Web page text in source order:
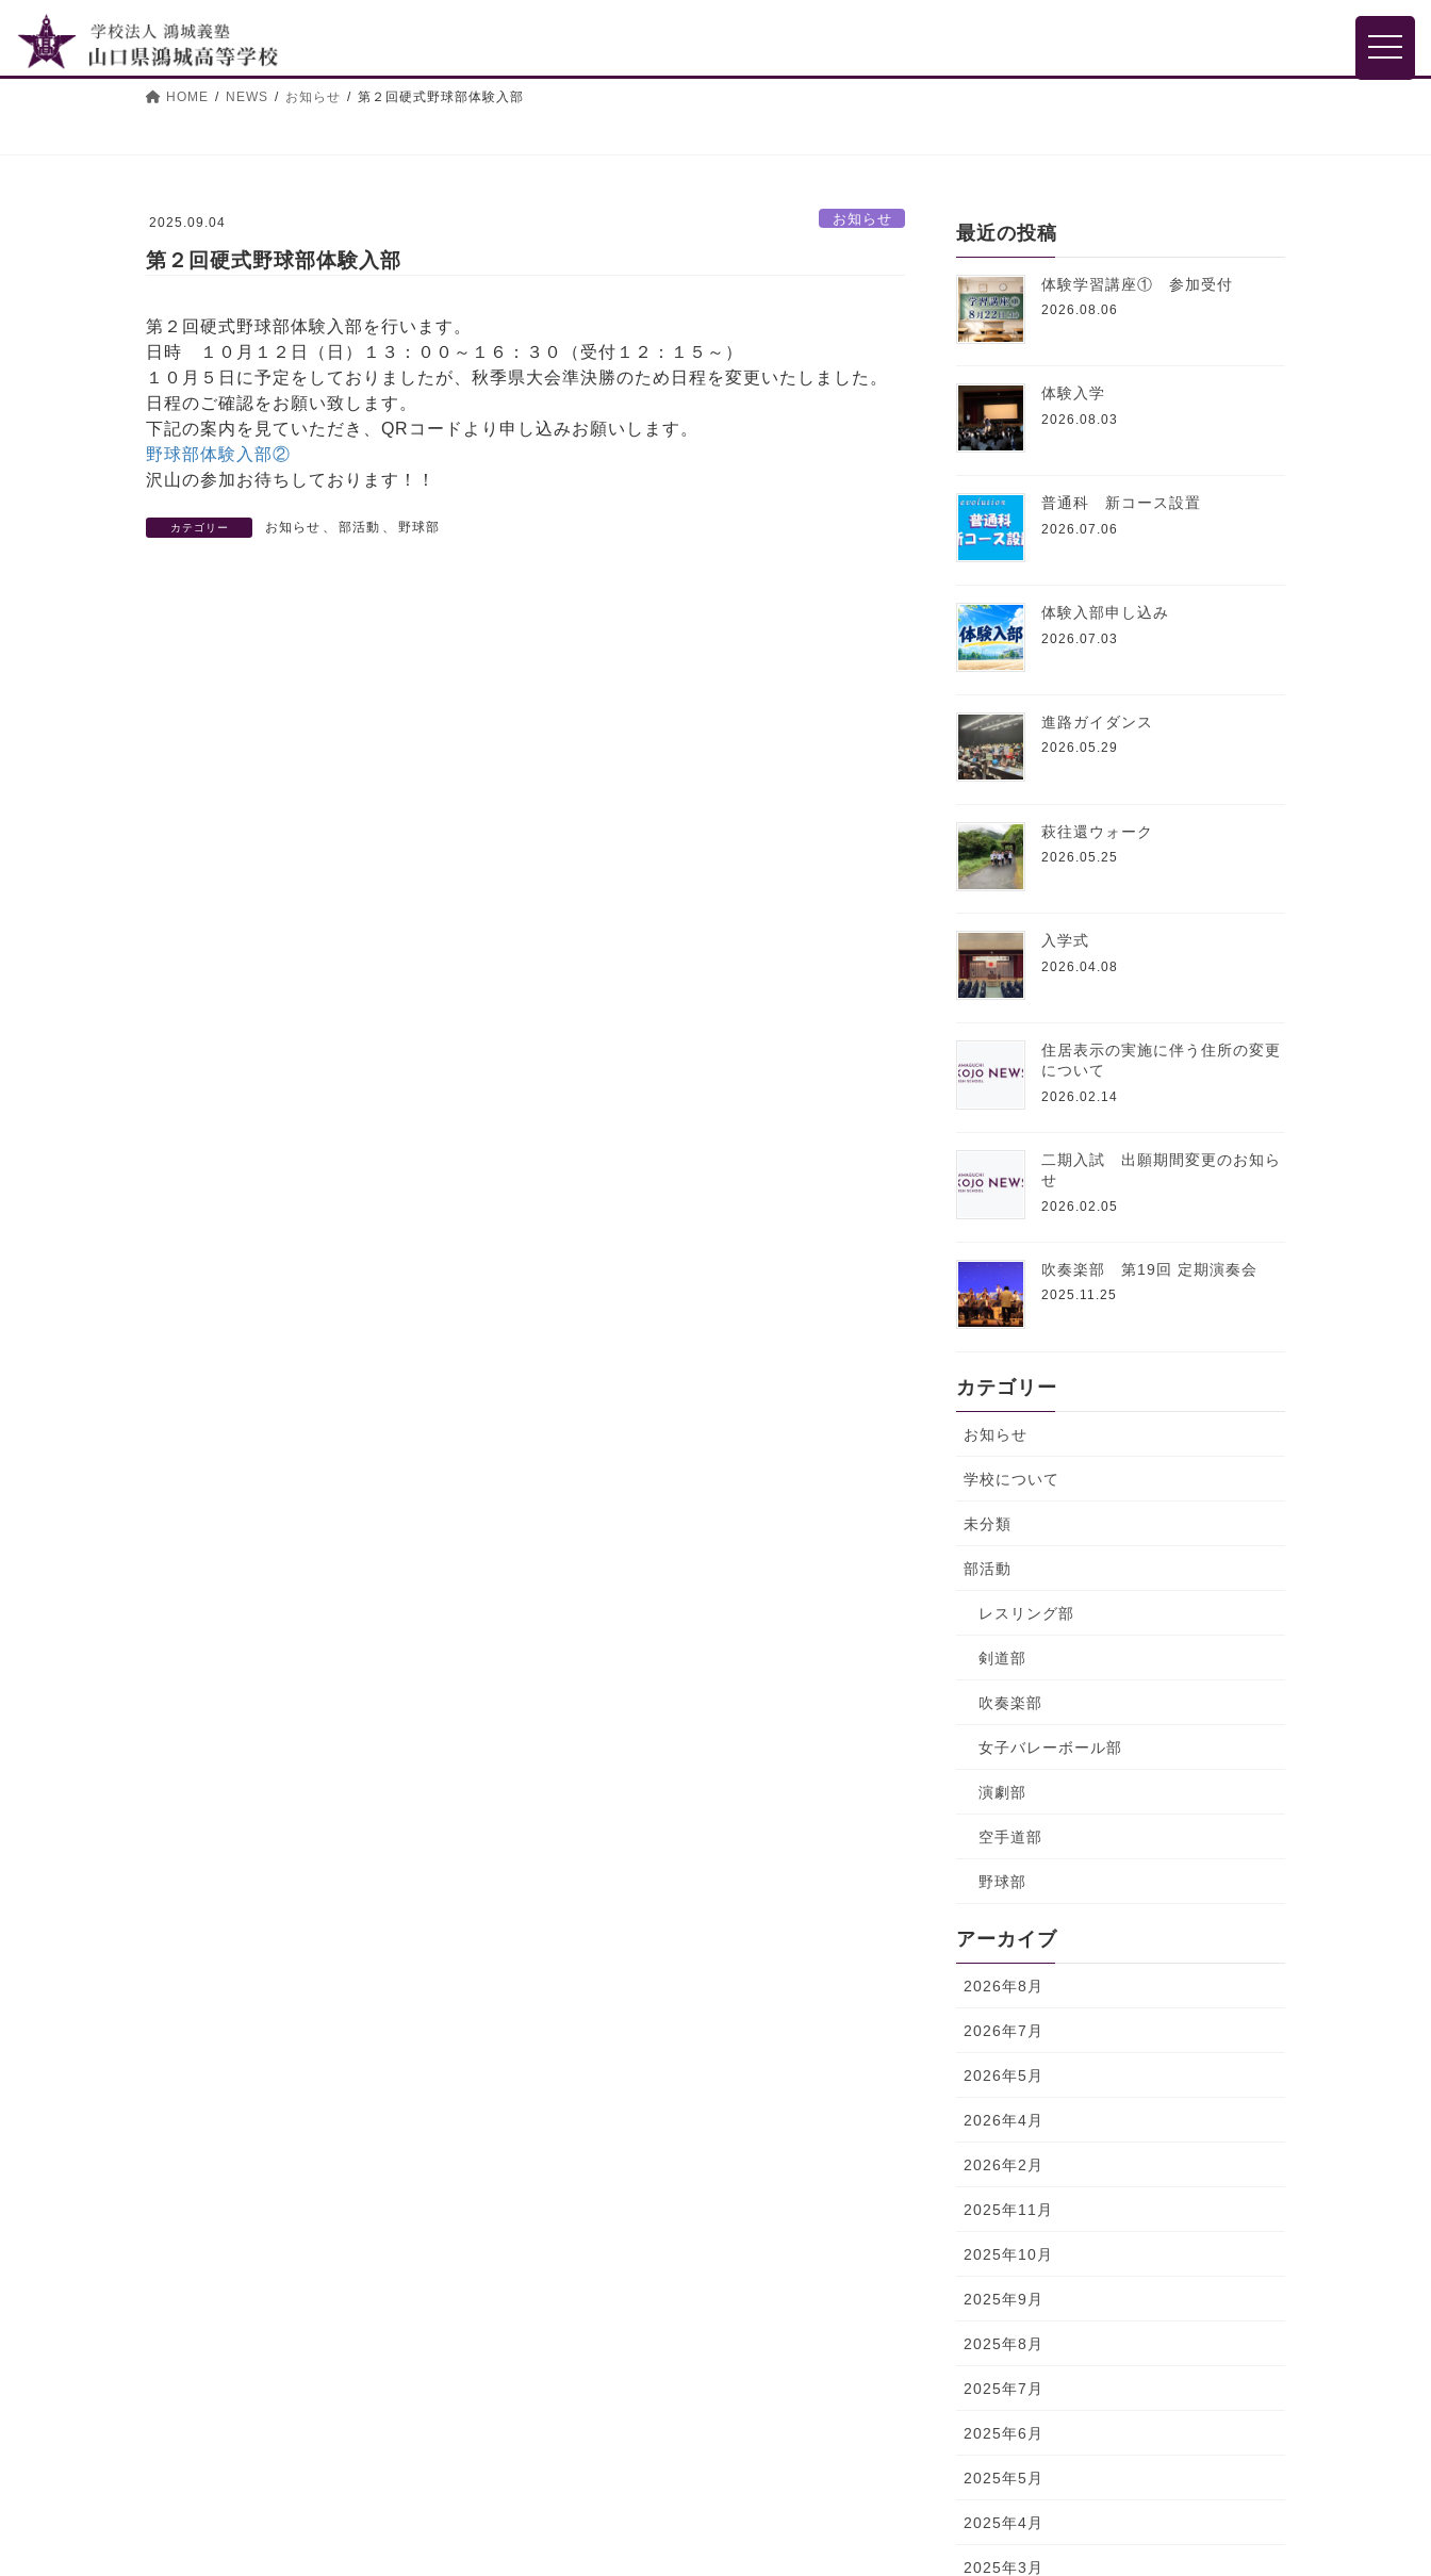
HOME NEWS お知らせ 第２回硬式野球部体験入部
2025.09.04 お知らせ
第２回硬式野球部体験入部
第２回硬式野球部体験入部を行います。
日時 １０月１２日（日）１３：００～１６：３０（受付１２：１５～）
１０月５日に予定をしておりましたが、秋季県大会準決勝のため日程を変更いたしました。
日程のご確認をお願い致します。
下記の案内を見ていただき、QRコードより申し込みお願いします。
野球部体験入部②
沢山の参加お待ちしております！！
カテゴリー お知らせ 部活動 野球部
最近の投稿
体験学習講座① 参加受付
2026.08.06
体験入学
2026.08.03
普通科 新コース設置
2026.07.06
体験入部申し込み
2026.07.03
進路ガイダンス
2026.05.29
萩往還ウォーク
2026.05.25
入学式
2026.04.08
住居表示の実施に伴う住所の変更
について
2026.02.14
二期入試 出願期間変更のお知ら
せ
2026.02.05
吹奏楽部 第19回 定期演奏会
2025.11.25
カテゴリー
お知らせ
学校について
未分類
部活動
レスリング部
剣道部
吹奏楽部
女子バレーボール部
演劇部
空手道部
野球部
アーカイブ
2026年8月
2026年7月
2026年5月
2026年4月
2026年2月
2025年11月
2025年10月
2025年9月
2025年8月
2025年7月
2025年6月
2025年5月
2025年4月
2025年3月